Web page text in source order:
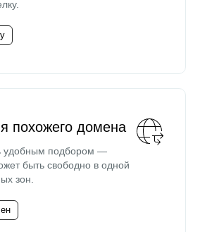
похожего домена
удобным подбором —
быть свободно в одной
зон.